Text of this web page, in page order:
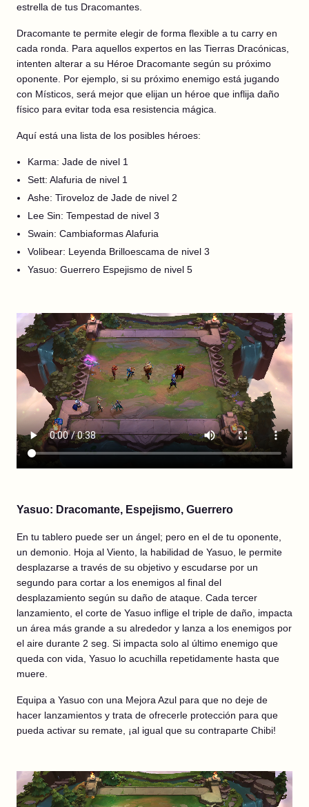
estrella de tus Dracomantes.
Dracomante te permite elegir de forma flexible a tu carry en
cada ronda. Para aquellos expertos en las Tierras Dracónicas,
intenten alterar a su Héroe Dracomante según su próximo
oponente. Por ejemplo, si su próximo enemigo está jugando
con Místicos, será mejor que elijan un héroe que inflija daño
físico para evitar toda esa resistencia mágica.
Aquí está una lista de los posibles héroes:
Karma: Jade de nivel 1
Sett: Alafuria de nivel 1
Ashe: Tiroveloz de Jade de nivel 2
Lee Sin: Tempestad de nivel 3
Swain: Cambiaformas Alafuria
Volibear: Leyenda Brilloescama de nivel 3
Yasuo: Guerrero Espejismo de nivel 5
Yasuo: Dracomante, Espejismo, Guerrero
En tu tablero puede ser un ángel; pero en el de tu oponente,
un demonio. Hoja al Viento, la habilidad de Yasuo, le permite
desplazarse a través de su objetivo y escudarse por un
segundo para cortar a los enemigos al final del
desplazamiento según su daño de ataque. Cada tercer
lanzamiento, el corte de Yasuo inflige el triple de daño, impacta
un área más grande a su alrededor y lanza a los enemigos por
el aire durante 2 seg. Si impacta solo al último enemigo que
queda con vida, Yasuo lo acuchilla repetidamente hasta que
muere.
Equipa a Yasuo con una Mejora Azul para que no deje de
hacer lanzamientos y trata de ofrecerle protección para que
pueda activar su remate, ¡al igual que su contraparte Chibi!